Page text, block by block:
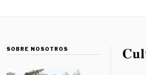
SOBRE NOSOTROS